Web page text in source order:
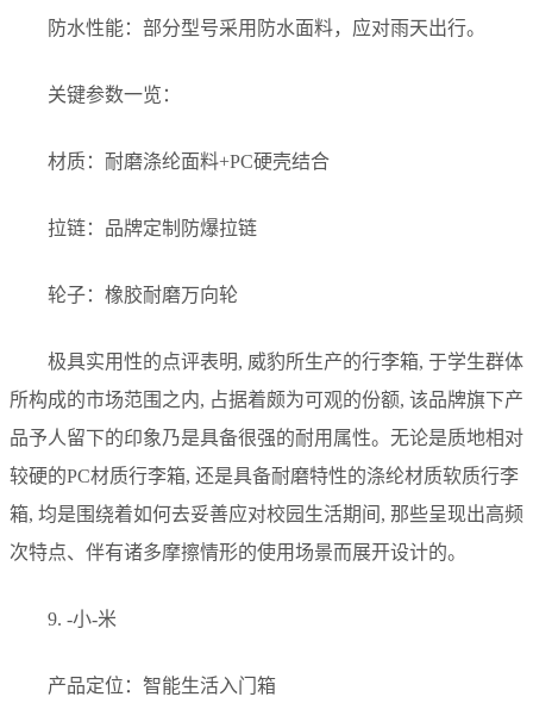
防水性能：部分型号采用防水面料，应对雨天出行。
关键参数一览：
材质：耐磨涤纶面料+PC硬壳结合
拉链：品牌定制防爆拉链
轮子：橡胶耐磨万向轮
极具实用性的点评表明, 威豹所生产的行李箱, 于学生群体
所构成的市场范围之内, 占据着颇为可观的份额, 该品牌旗下产
品予人留下的印象乃是具备很强的耐用属性。无论是质地相对
较硬的PC材质行李箱, 还是具备耐磨特性的涤纶材质软质行李
箱, 均是围绕着如何去妥善应对校园生活期间, 那些呈现出高频
次特点、伴有诸多摩擦情形的使用场景而展开设计的。
9. -小-米
产品定位：智能生活入门箱